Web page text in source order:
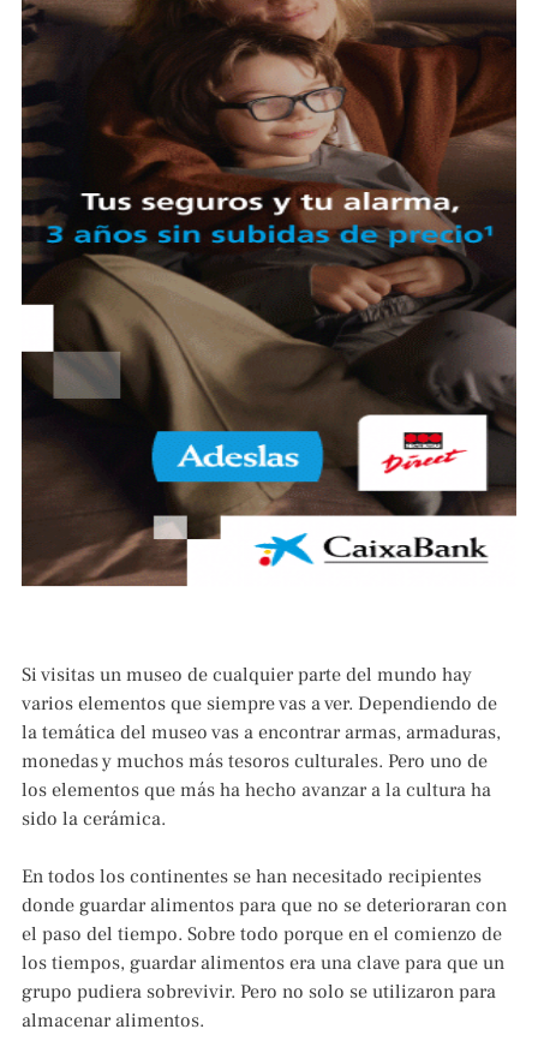
Si visitas un museo de cualquier parte del mundo hay
varios elementos que siempre vas a ver. Dependiendo de
la temática del museo vas a encontrar armas, armaduras,
monedas y muchos más tesoros culturales. Pero uno de
los elementos que más ha hecho avanzar a la cultura ha
sido la cerámica.
En todos los continentes se han necesitado recipientes
donde guardar alimentos para que no se deterioraran con
el paso del tiempo. Sobre todo porque en el comienzo de
los tiempos, guardar alimentos era una clave para que un
grupo pudiera sobrevivir. Pero no solo se utilizaron para
almacenar alimentos.